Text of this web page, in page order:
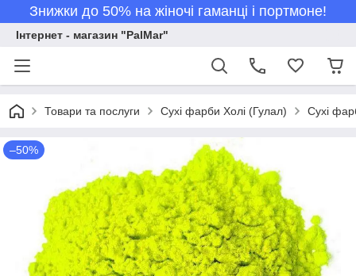
Знижки до 50% на жіночі гаманці і портмоне!
Інтернет - магазин "PalMar"
Товари та послуги Сухі фарби Холі (Гулал) Сухі
–50%